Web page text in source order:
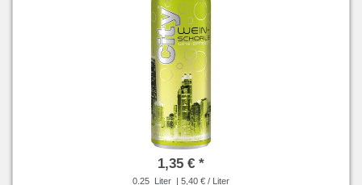
1,35 € *
0.25 Liter | 5,40 € / Liter